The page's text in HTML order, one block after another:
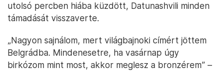
utolsó percben hiába küzdött, Datunashvili minden
támadását visszaverte.
„Nagyon sajnálom, mert világbajnoki címért jöttem
Belgrádba. Mindenesetre, ha vasárnap úgy
birkózom mint most, akkor meglesz a bronzérem” –